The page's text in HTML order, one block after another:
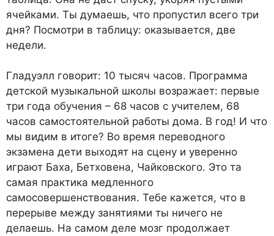
ячейками. Ты думаешь, что пропустил всего три
дня? Посмотри в таблицу: оказывается, две
недели.
Гладуэлл говорит: 10 тысяч часов. Программа
детской музыкальной школы возражает: первые
три года обучения – 68 часов с учителем, 68
часов самостоятельной работы дома. В год! И что
мы видим в итоге? Во время переводного
экзамена дети выходят на сцену и уверенно
играют Баха, Бетховена, Чайковского. Это та
самая практика медленного
самосовершенствования. Тебе кажется, что в
перерыве между занятиями ты ничего не
делаешь. На самом деле мозг продолжает